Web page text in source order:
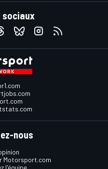
sociaux
nous
Motorsport.com